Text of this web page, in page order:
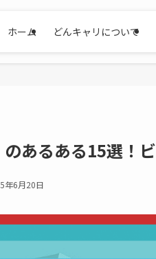
ホーム どんキャリについて
のあるある15選！
年6月20日